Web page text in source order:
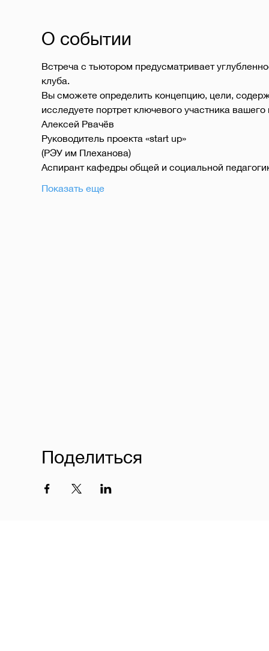
О событии
Встреча с тьютором предусматривает
клуба.
Вы сможете определить концепцию, цели,
исследуете портрет ключевого участника
Алексей Рвачёв
Руководитель проекта «start up»
(РЭУ им Плеханова)
Аспирант кафедры общей и социальной
Показать еще
Поделиться